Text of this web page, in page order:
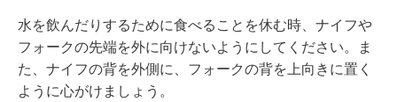
水を飲んだりするために食べることを休む時、ナイフや
フォークの先端を外に向けないようにしてください。ま
た、ナイフの背を外側に、フォークの背を上向きに置く
ように心がけましょう。